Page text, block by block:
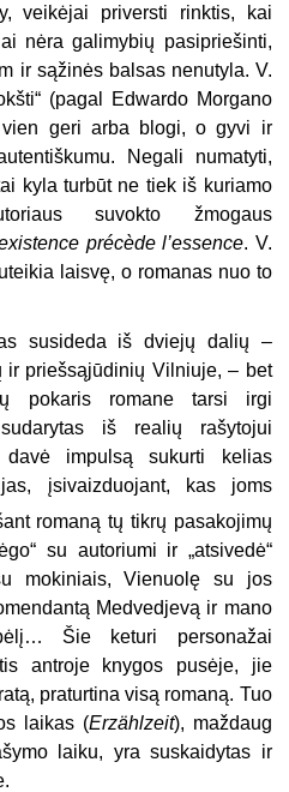
veikėjai priversti rinktis, kai
nėra galimybių pasipriešinti,
ir sąžinės balsas nenutyla. V.
(pagal Edwardo Morgano
geri arba blogi, o gyvi ir
Negali numatyti,
kyla turbūt ne tiek iš kuriamo
suvokto žmogaus
précède l’essence. V.
laisvę, o romanas nuo to
susideda iš dviejų dalių –
ir priešsąjūdinių Vilniuje, – bet
pokaris romane tarsi irgi
iš realių rašytojui
impulsą sukurti kelias
įsivaizduojant, kas joms
romaną tų tikrų pasakojimų
su autoriumi ir „atsivedė“
mokiniais, Vienuolę su jos
Medvedjevą ir mano
Šie keturi personažai
antroje knygos pusėje, jie
praturtina visą romaną. Tuo
laikas (Erzählzeit), maždaug
laiku, yra suskaidytas ir